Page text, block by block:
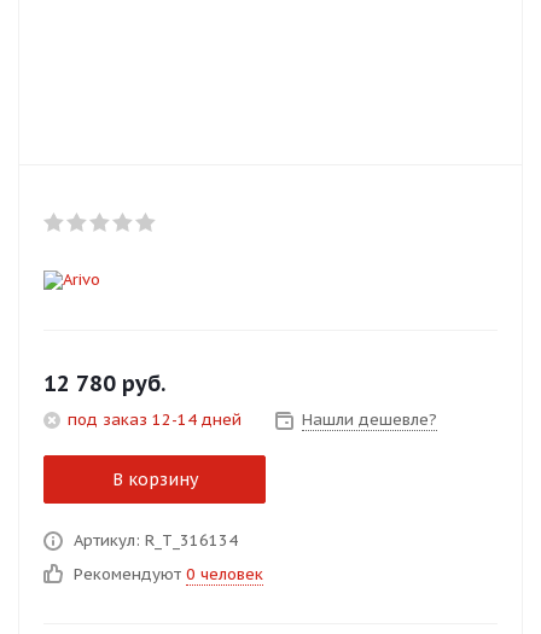
12 780 руб.
под заказ 12-14 дней Нашли дешевле?
В корзину
Артикул: R_T_316134
Рекомендуют 0 человек
Оплачивайте сегодня только
Оставшиеся 75
% будут
списыватьсяс вашей карты
25%каждые 2 недели